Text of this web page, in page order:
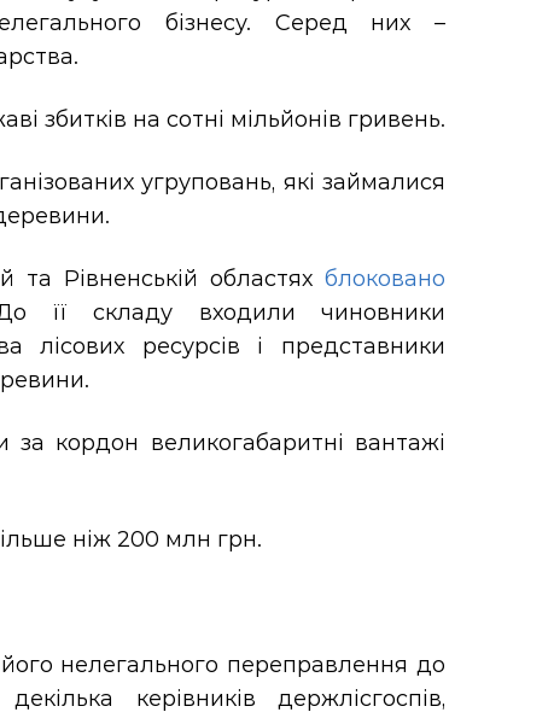
бізнесу. Серед них –
збитків на сотні мільйонів гривень.
угруповань, які займалися
та Рівненській областях блоковано
До її складу входили чиновники
лісових ресурсів і представники
кордон великогабаритні вантажі
ніж 200 млн грн.
його нелегального переправлення до
керівників держлісгоспів,